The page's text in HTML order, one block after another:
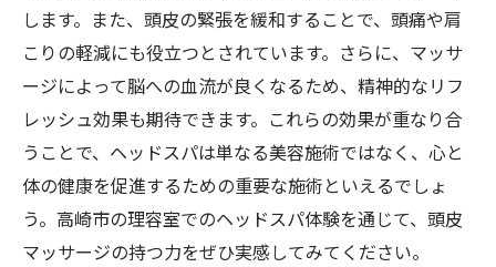
理容室でのヘッドスパがもたらす効果
高崎市での優雅な癒しのひととき
心と体を癒す特別なヘッドスパ体験
高崎市で自分をリセット理容室のヘッドスパで
新しい活力を
新たな気持ちで日常を迎えるために
プロのケアで頭皮と心をリフレッシュ
します。また、頭皮の緊張を緩和することで、頭痛や肩
こりの軽減にも役立つとされています。さらに、マッサ
ージによって脳への血流が良くなるため、精神的なリフ
レッシュ効果も期待できます。これらの効果が重なり合
うことで、ヘッドスパは単なる美容施術ではなく、心と
体の健康を促進するための重要な施術といえるでしょ
う。高崎市の理容室でのヘッドスパ体験を通じて、頭皮
マッサージの持つ力をぜひ実感してみてください。